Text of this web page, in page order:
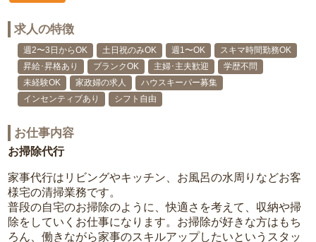
求人の特徴
週2〜3日からOK 土日祝のみOK 週1〜OK
スキマ時間勤務OK
昇給･昇格あり
ブランクOK 主婦･主夫歓迎
学歴不問
未経験OK
家政婦の求人
ハウスキーパー募集
インセンティブあり
シフト自由
お仕事内容
お掃除代行
家事代行はリビングやキッチン、お風呂の水周りなどお客
様宅の清掃業務です。
普段の自宅のお掃除のように、快適さを考えて、収納や掃
除をしていくお仕事になります。お掃除が好きな方はもち
ろん、働きながら家事のスキルアップしたいというスタッ